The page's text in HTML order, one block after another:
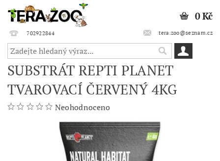
702922844 tera.zoo@seznam.cz
0 Kč
SUBSTRÁT REPTI PLANET
TVAROVACÍ ČERVENÝ 4KG
Neohodnoceno